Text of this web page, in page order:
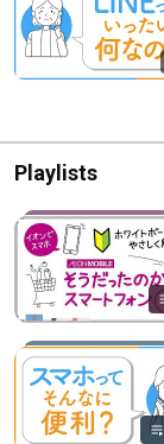
Playlists